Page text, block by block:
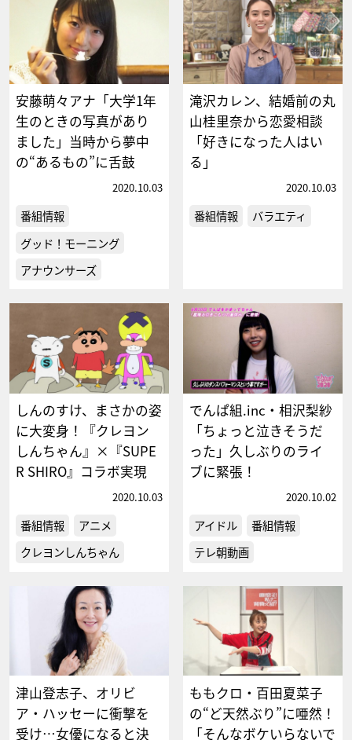
安藤萌々アナ「大学1年
生のときの写真があり
ました」当時から夢中
の“あるもの”に舌鼓
2020.10.03
番組情報
グッド！モーニング
アナウンサーズ
滝沢カレン、結婚前の丸
山桂里奈から恋愛相談
「好きになった人はい
る」
2020.10.03
番組情報 バラエティ
しんのすけ、まさかの姿
に大変身！『クレヨン
しんちゃん』×『SUPE
R SHIRO』コラボ実現
2020.10.03
番組情報
アニメ
クレヨンしんちゃん
でんぱ組.inc・相沢梨紗
「ちょっと泣きそうだ
った」久しぶりのライ
ブに緊張！
2020.10.02
アイドル
番組情報
テレ朝動画
津山登志子、オリビ
ア・ハッセーに衝撃を
受け…女優になると決
ももクロ・百田夏菜子
の“ど天然ぶり”に唖然！
「そんなボケいらないで